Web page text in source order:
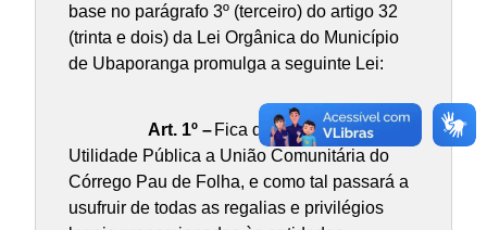
base no parágrafo 3º (terceiro) do artigo 32
(trinta e dois) da Lei Orgânica do Município
de Ubaporanga promulga a seguinte Lei:
Art. 1º –Fica declarada de
Utilidade Pública a União Comunitária do
Córrego Pau de Folha, e como tal passará a
usufruir de todas as regalias e privilégios